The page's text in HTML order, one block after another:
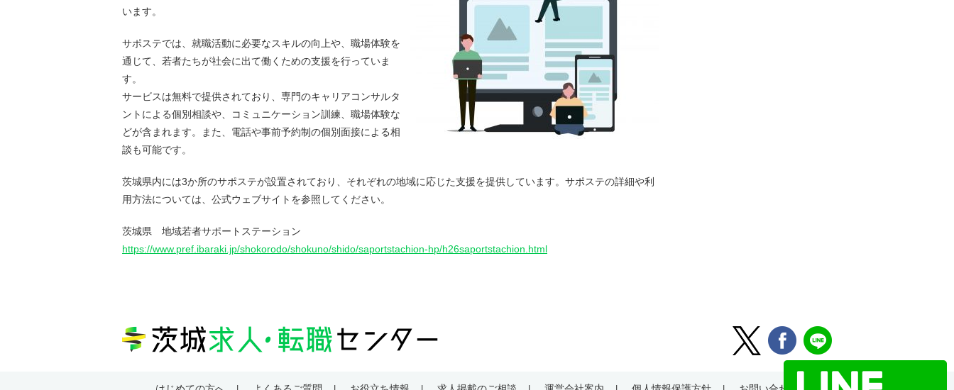
います。
サポステでは、就職活動に必要なスキルの向上や、職場体験を
通じて、若者たちが社会に出て働くための支援を行っていま
す。
サービスは無料で提供されており、専門のキャリアコンサルタ
ントによる個別相談や、コミュニケーション訓練、職場体験な
どが含まれます。また、電話や事前予約制の個別面接による相
談も可能です。
茨城県内には3か所のサポステが設置されており、それぞれの地域に応じた支援を提供しています。サポステの詳細や利
用方法については、公式ウェブサイトを参照してください。
茨城県 地域若者サポートステーション
https://www.pref.ibaraki.jp/shokorodo/shokuno/shido/saportstachion-hp/h26saportstachion.html